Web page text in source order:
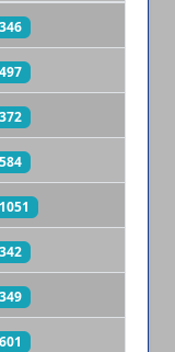
346
497
372
584
1051
342
349
601